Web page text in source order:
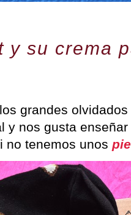
y su crema
grandes
y nos gusta
no tenemos unos